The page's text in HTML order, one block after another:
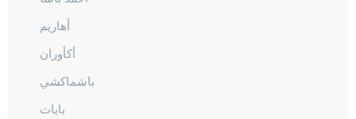
أهاريم
أكأوران
باشماكشي
بايات